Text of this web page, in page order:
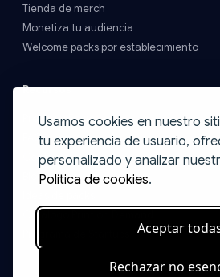
Usamos cookies en nuestro
tu experiencia de usuario,
personalizado y analizar
Política de cookies.
Aceptar
Rechazar no
Tienda de merch
Monetiza tu audiencia
Welcome packs por establecimiento
Recursos
Precios y Envíos
FAQs
Contacto
Blog
Catálogo Print on Demand